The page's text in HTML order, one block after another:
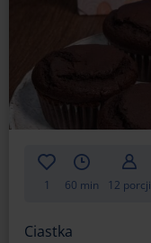
1 60 min 12 porcji
Ciastka